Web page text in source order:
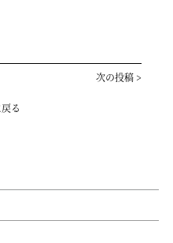
次の投稿 >
る